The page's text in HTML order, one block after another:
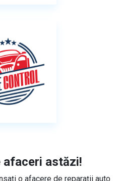
afaceri astăzi!
o afacere de reparații auto